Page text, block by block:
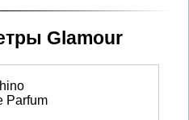
Glamour
Parfum